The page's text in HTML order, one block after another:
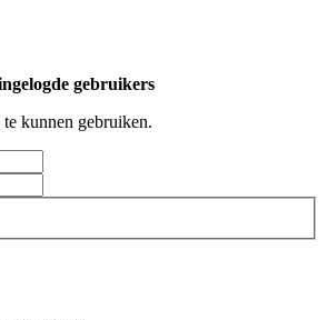
gebruikers
kunnen gebruiken.